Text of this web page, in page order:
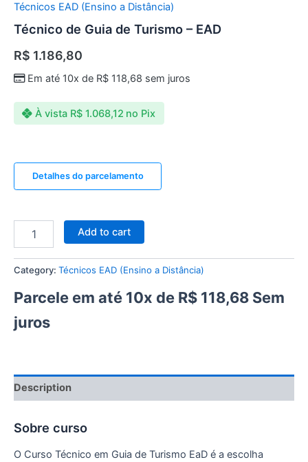
Técnicos EAD (Ensino a Distância)
Técnico de Guia de Turismo – EAD
R$ 1.186,80
Em até 10x de R$118,68 sem juros
À vista R$1.068,12 no Pix
Detalhes do parcelamento
Add to cart
Category: Técnicos EAD (Ensino a Distância)
Parcele em até 10x de R$ 118,68 Sem
juros
Description
Sobre curso
O Curso Técnico em Guia de Turismo EaD é a escolha